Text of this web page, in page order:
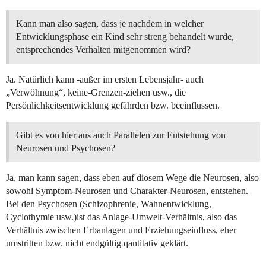
Kann man also sagen, dass je nachdem in welcher
Entwicklungsphase ein Kind sehr streng behandelt wurde,
entsprechendes Verhalten mitgenommen wird?
Ja. Natürlich kann -außer im ersten Lebensjahr- auch
„Verwöhnung“, keine-Grenzen-ziehen usw., die
Persönlichkeitsentwicklung gefährden bzw. beeinflussen.
Gibt es von hier aus auch Parallelen zur Entstehung von
Neurosen und Psychosen?
Ja, man kann sagen, dass eben auf diosem Wege die Neurosen, also
sowohl Symptom-Neurosen und Charakter-Neurosen, entstehen.
Bei den Psychosen (Schizophrenie, Wahnentwicklung,
Cyclothymie usw.)ist das Anlage-Umwelt-Verhältnis, also das
Verhältnis zwischen Erbanlagen und Erziehungseinfluss, eher
umstritten bzw. nicht endgültig qantitativ geklärt.